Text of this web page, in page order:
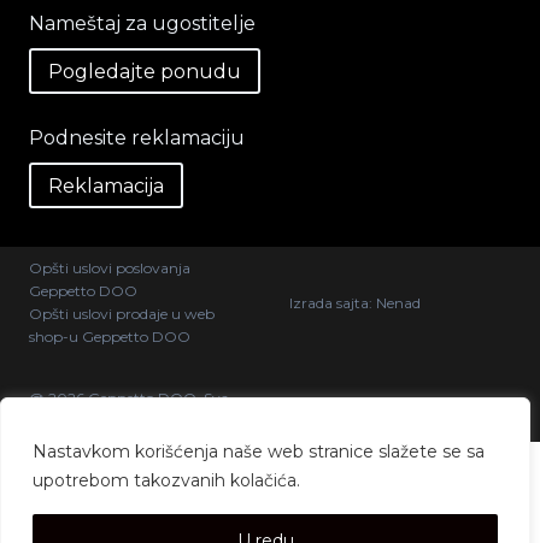
Nastavkom korišćenja naše web stranice slažete se sa
upotrebom takozvanih kolačića.
Nameštaj za ugostitelje
Pogledajte ponudu
Podnesite reklamaciju
Reklamacija
Opšti uslovi poslovanja
Geppetto DOO
Opšti uslovi prodaje u web
shop-u Geppetto DOO
Izrada sajta: Nenad
@ 2026 Geppetto DOO. Sva